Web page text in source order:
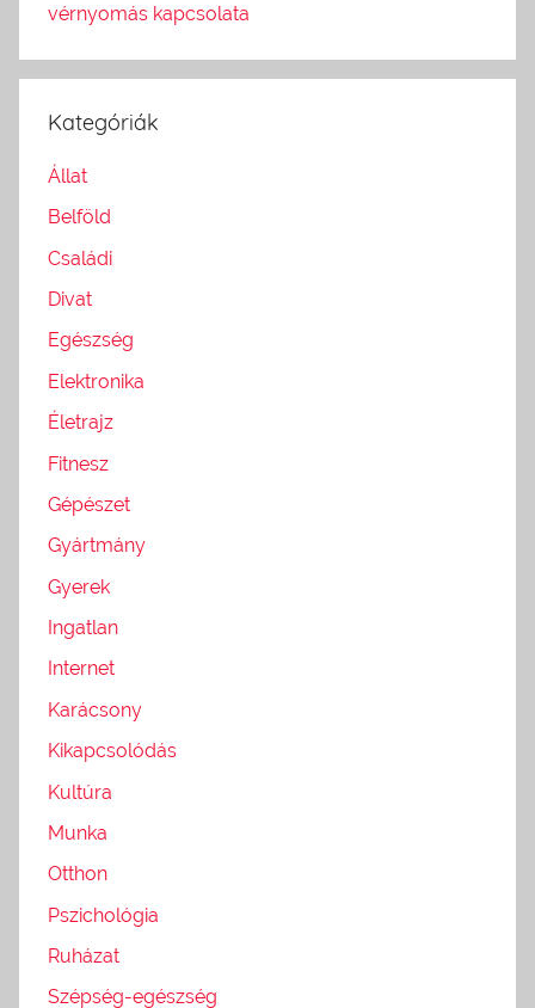
vérnyomás kapcsolata
Kategóriák
Állat
Belföld
Családi
Divat
Egészség
Elektronika
Életrajz
Fitnesz
Gépészet
Gyártmány
Gyerek
Ingatlan
Internet
Karácsony
Kikapcsolódás
Kultúra
Munka
Otthon
Pszichológia
Ruházat
Szépség-egészség